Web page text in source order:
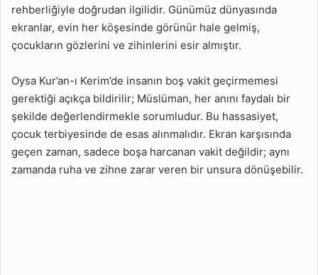
Aile Zamanı Nasıl Etkili
Kullanılır?
Ebeveynler Nasıl Örnek
Çocuklarda Ekran
Bağımlılığının Zararları
Hakkında 40 Bilgi
rehberliğiyle doğrudan ilgilidir. Günümüz dünyasında
ekranlar, evin her köşesinde görünür hale gelmiş,
çocukların gözlerini ve zihinlerini esir almıştır.
Oysa Kur’an-ı Kerim’de insanın boş vakit geçirmemesi
gerektiği açıkça bildirilir; Müslüman, her anını faydalı bir
şekilde değerlendirmekle sorumludur. Bu hassasiyet,
çocuk terbiyesinde de esas alınmalıdır. Ekran karşısında
geçen zaman, sadece boşa harcanan vakit değildir; aynı
zamanda ruha ve zihne zarar veren bir unsura dönüşebilir.